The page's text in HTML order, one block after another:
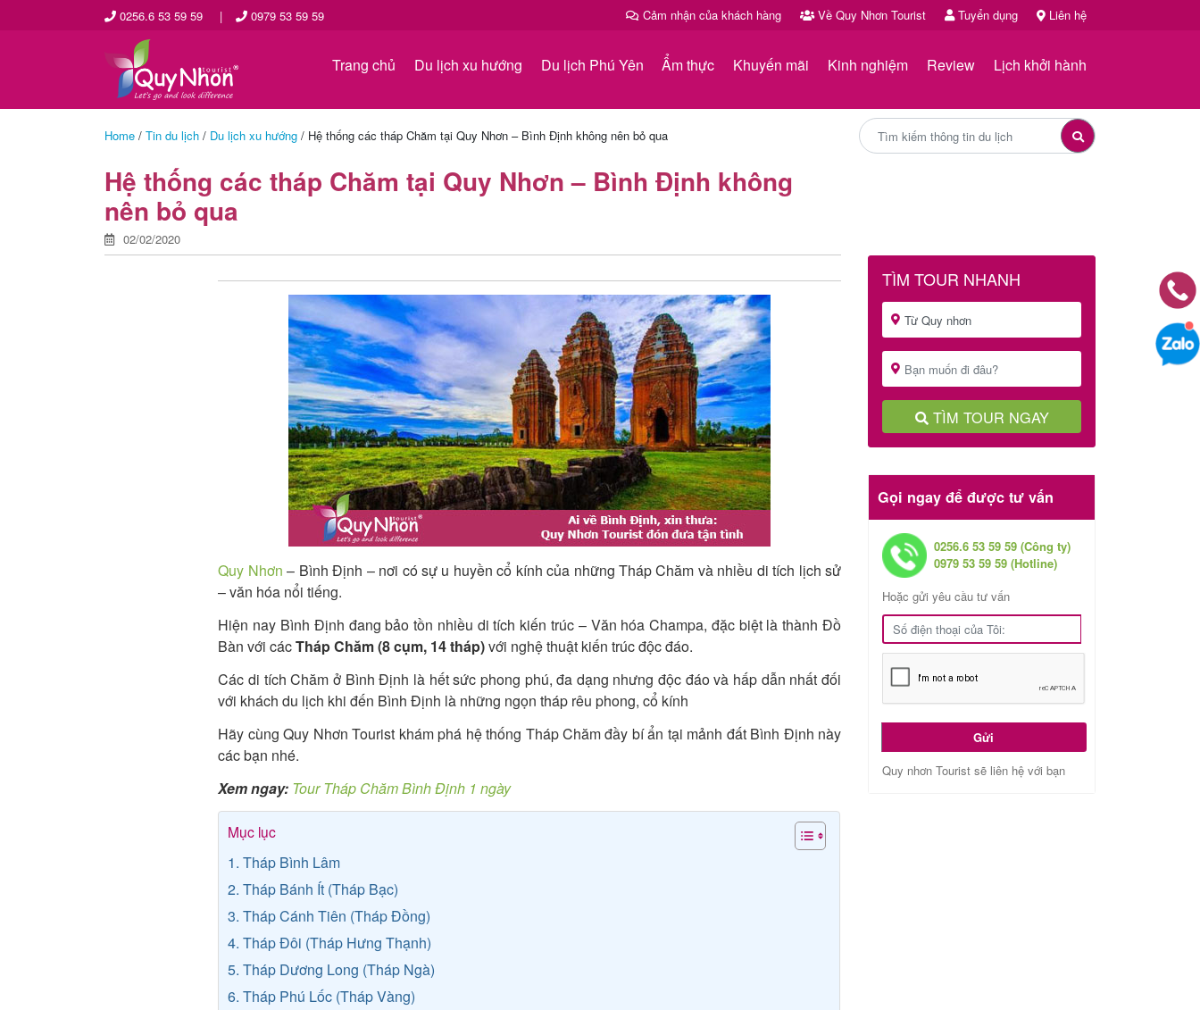
0256.6 53 59 59 | 0979 53 59 59 Cảm nhận của khách hàng Về Quy Nhơn Tourist Tuyển dụng Liên hệ
Trang chủ Du lịch xu hướng Du lịch Phú Yên Ẩm thực Khuyến mãi Kinh nghiệm Review Lịch khởi hành
Home / Tin du lịch / Du lịch xu hướng / Hệ thống các tháp Chăm tại Quy Nhơn – Bình Định không nên bỏ qua
Hệ thống các tháp Chăm tại Quy Nhơn – Bình Định không
nên bỏ qua
02/02/2020
Quy Nhơn – Bình Định – nơi có sự u huyền cổ kính của những Tháp Chăm và nhiều di tích lịch sử
– văn hóa nổi tiếng.
Hiện nay Bình Định đang bảo tồn nhiều di tích kiến trúc – Văn hóa Champa, đặc biệt là thành Đồ
Bàn với cácTháp Chăm (8 cụm, 14 tháp)với nghệ thuật kiến trúc độc đáo.
Các di tích Chăm ở Bình Định là hết sức phong phú, đa dạng nhưng độc đáo và hấp dẫn nhất đối
với khách du lịch khi đến Bình Định là những ngọn tháp rêu phong, cổ kính
Hãy cùng Quy Nhơn Tourist khám phá hệ thống Tháp Chăm đầy bí ẩn tại mảnh đất Bình Định này
các bạn nhé.
Xem ngay: Tour Tháp Chăm Bình Định 1 ngày
Mục lục
1. Tháp Bình Lâm
2. Tháp Bánh Ít (Tháp Bạc)
3. Tháp Cánh Tiên (Tháp Đồng)
4. Tháp Đôi (Tháp Hưng Thạnh)
5. Tháp Dương Long (Tháp Ngà)
6. Tháp Phú Lốc (Tháp Vàng)
TÌM TOUR NHANH
TÌM TOUR NGAY
Gọi ngay để được tư vấn
0256.6 53 59 59 (Công ty)
0979 53 59 59 (Hotline)
Hoặc gửi yêu cầu tư vấn
Gửi
Quy nhơn Tourist sẽ liên hệ với bạn